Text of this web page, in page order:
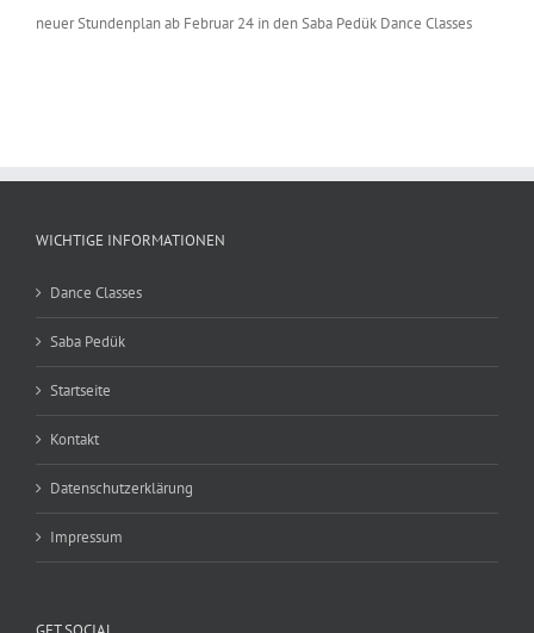
neuer Stundenplan ab Februar 24 in den Saba Pedük Dance Classes
WICHTIGE INFORMATIONEN
Dance Classes
Saba Pedük
Startseite
Kontakt
Datenschutzerklärung
Impressum